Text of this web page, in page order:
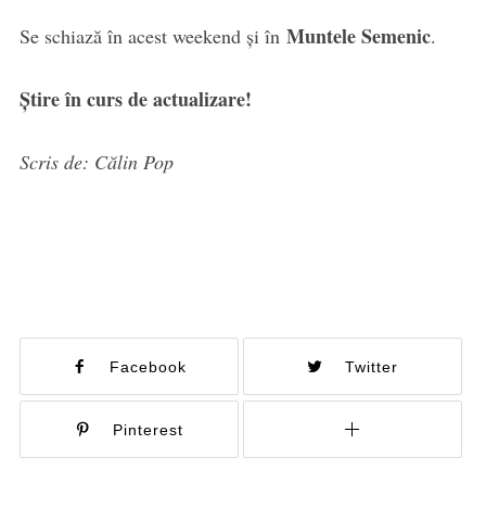
Se schiază în acest weekend și în Muntele Semenic.
Știre în curs de actualizare!
Scris de: Călin Pop
Facebook Twitter
Pinterest